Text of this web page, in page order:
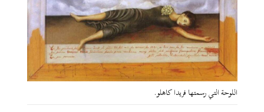
اللوحة التي رسمتها فريدا كاهلو.